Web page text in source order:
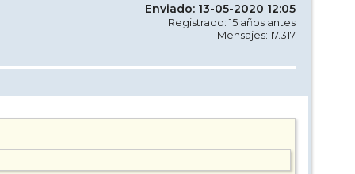
Enviado: 13-05-2020 12:05
Registrado: 15 años antes
Mensajes: 17.317